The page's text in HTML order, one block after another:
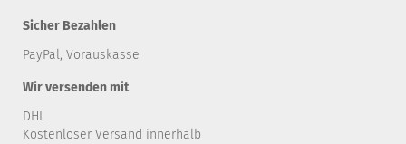
Sicher Bezahlen
PayPal, Vorauskasse
Wir versenden mit
DHL
Kostenloser Versand innerhalb